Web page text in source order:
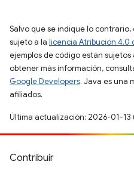
Salvo que se indique lo
sujeto a la licencia Atribución 4.0
ejemplos de código están sujetos
obtener más información,
Google Developers. Java es una
afiliados.
Última actualización: 2026-01-13
Contribuir